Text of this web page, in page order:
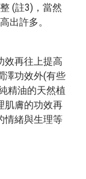
(註3)，當然
出許多。
效再往上提高
澤功效外(有些
精油的天然植
肌膚的功效再
情緒與生理等